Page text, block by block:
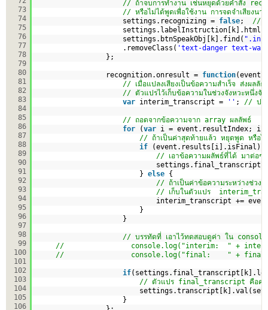
73
74
75
76
77
78
79
80
81
82
83
84
85
86
87
88
89
90
91
92
93
94
95
96
97
98
99
100
101
102
103
104
105
106
// ถ้าจบการทำงาน เช่นหยุดด้วยคำสั่ง
// หรือไม่ได้พูดเพื่อใช้งาน การจดจำเสียงนา
settings.recognizing = false; // ก
settings.labelInstruction[k].html(
settings.btnSpeakObj[k].find(
.removeClass( 'text-danger text-
};
recognition.onresult = function
// เมื่อแปลงเสียงเป็นข้อความสำเร็จ ส่งผลลัธ์
// ตัวแปรไว้เก็บข้อความในช่วงจังหวะหนึ่งจั
var interim_transcript = '' ; // ปก
// ถอดจากข้อความจาก array ผลลัพธ์
for
(var i = event.resultIndex; i
// ถ้าเป็นค่าสุดท้ายแล้ว หยุดพูด หรือไ
if
(event.results[i].isFinal)
// เอาข้อความผลัพธ์ที่ได้ มาต่อ
} else {
// ถ้าเป็นค่าข้อความระหว่างช่วง
// เก็บในตัวแปร
interim_transcript +=
}
}
// บรรทัดที่ เอาไว้ทดสอบดูค่า ใน console
//                console.log("interim:  " +
//                console.log("final:    " +
if
// ตัวแปร final_transcript คือค่าข้อ
}